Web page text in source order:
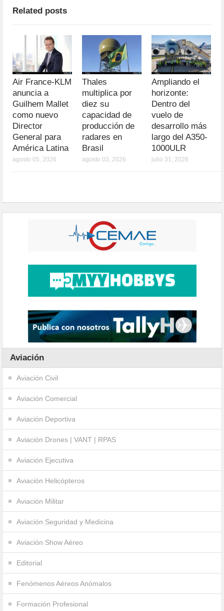
Related posts
Air France-KLM
anuncia a
Guilhem Mallet
como nuevo
Director
General para
América Latina
agosto 05, 2026
Thales
multiplica por
diez su
capacidad de
producción de
radares en
Brasil
agosto 03, 2026
Ampliando el
horizonte:
Dentro del
vuelo de
desarrollo más
largo del A350-
1000ULR
julio 31, 2026
Aviación
Aviación Civil
Aviación Comercial
Aviación Deportiva
Aviación Drones | VANT | RPAS
Aviación Ejecutiva
Aviación Helicópteros
Aviación Militar
Aviación Seguridad y Medicina
Aviación Show Aéreo
Editorial
Fenómenos Aéreos Anómalos
Formación Profesional